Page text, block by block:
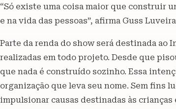
“Só existe uma coisa maior que construir
e na vida das pessoas”, afirma Guss
Parte da renda do show será destinada ao
realizadas em todo projeto. Desde que
que nada é construído sozinho. Essa
organização que leva seu nome. Sem fins
impulsionar causas destinadas às